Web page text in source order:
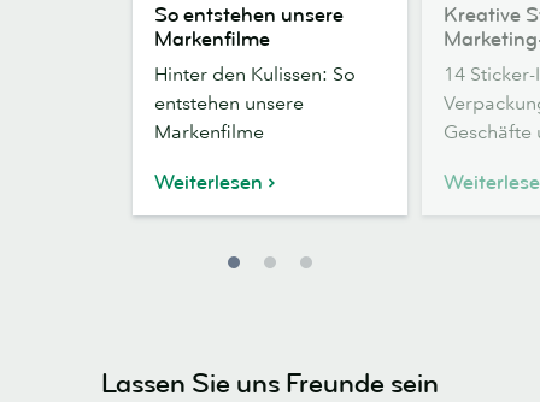
entstehen
unsere
Markenfilme
So entstehen unsere
Markenfilme
Hinter den Kulissen: So
entstehen unsere
Markenfilme
Weiterlesen
Sticker-
Marketing-
Ideen
Kreative
14
Geschäfte
Lassen Sie uns Freunde sein